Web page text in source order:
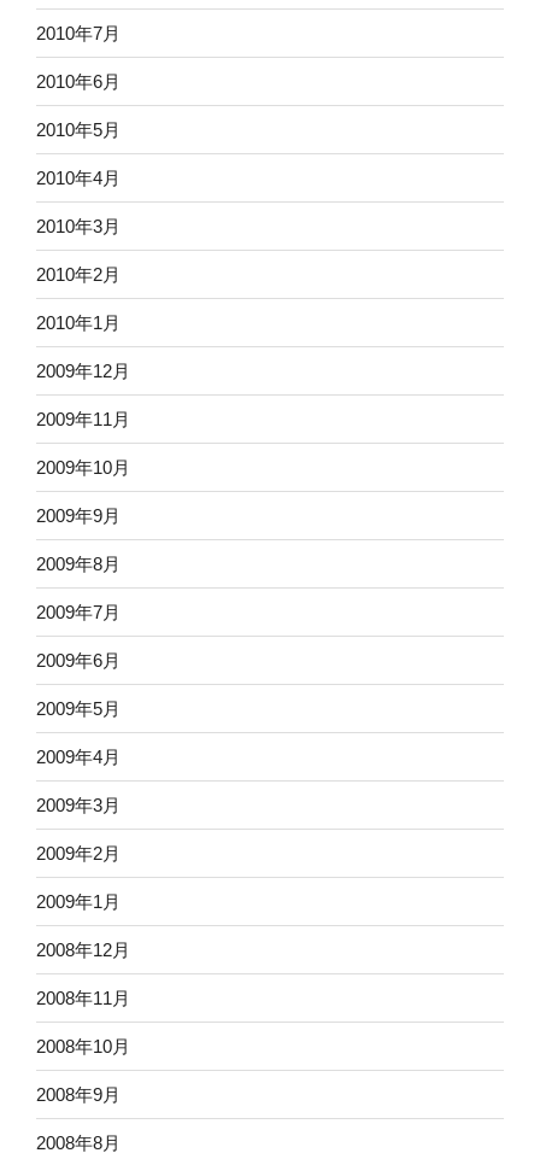
2010年7月
2010年6月
2010年5月
2010年4月
2010年3月
2010年2月
2010年1月
2009年12月
2009年11月
2009年10月
2009年9月
2009年8月
2009年7月
2009年6月
2009年5月
2009年4月
2009年3月
2009年2月
2009年1月
2008年12月
2008年11月
2008年10月
2008年9月
2008年8月